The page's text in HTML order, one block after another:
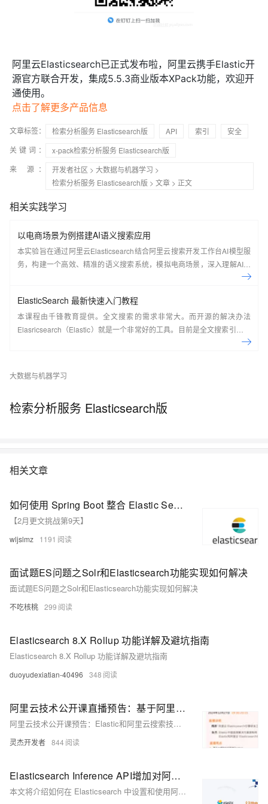
阿里云Elasticsearch已正式发布啦，阿里云携手Elastic开
源官方联合开发，集成5.5.3商业版本XPack功能，欢迎开
通使用。
点击了解更多产品信息
文章标签： 检索分析服务 Elasticsearch版 API 索引
安全
关键词：
x-pack检索分析服务 Elasticsearch版
来 源：
开发者社区 > 大数据与机器学习 >
检索分析服务 Elasticsearch版 > 文章 > 正文
相关实践学习
以电商场景为例搭建AI语义搜索应用
本实验旨在通过阿里云Elasticsearch结合阿里云搜索开发工作台AI模型服
务，构建一个高效、精准的语义搜索系统，模拟电商场景，深入理解AI搜
ElasticSearch 最新快速入门教程
本课程由千锋教育提供。全文搜索的需求非常大。而开源的解决办法
Elasricsearch（Elastic）就是一个非常好的工具。目前是全文搜索引擎的
首选。本系列教程由浅入深讲解了在CentOS7系统下如何搭建
&nbsp;
大数据与机器学习
检索分析服务 Elasticsearch版
相关文章
如何使用 Spring Boot 整合 Elastic Search 实现数据聚合功能
【2月更文挑战第9天】
wljslmz 1191
面试题ES问题之Solr和Elasticsearch功能实现如何解决
面试题ES问题之Solr和Elasticsearch功能实现如何解决
不吃核桃 299
Elasticsearch 8.X Rollup 功能详解及避坑指南
Elasticsearch 8.X Rollup 功能详解及避坑指南
duoyudexiatian-40496 348
阿里云技术公开课直播预告：基于阿里云 Elasticsearch 构建 AI 搜索和可观测 Chatbot
阿里云技术公开课预告：Elastic和阿里云搜索技术专家将深入解读阿里云Elasticsearch Enterprise版的AI功能及其在实际应用。
灵杰开发者 844
Elasticsearch Inference API增加对阿里云AI的支持
本文将介绍如何在 Elasticsearch 中设置和使用阿里云的文本生成、重排序、稀疏向量和稠密向量服务，提升搜索相关性。